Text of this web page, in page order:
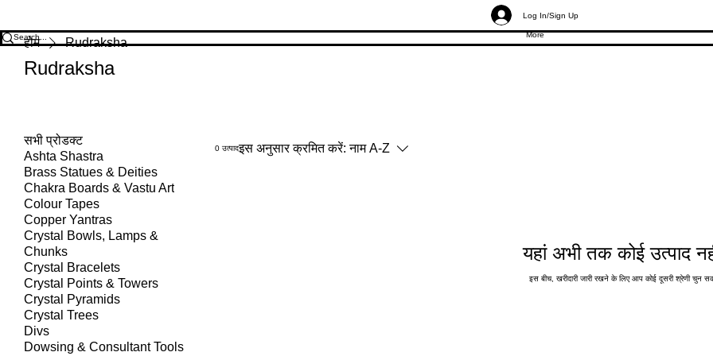
Log In/Sign Up
More
होम Rudraksha
Rudraksha
सभी प्रोडक्ट
Ashta Shastra
Brass Statues & Deities
Chakra Boards & Vastu Art
Colour Tapes
Copper Yantras
Crystal Bowls, Lamps &
Chunks
Crystal Bracelets
Crystal Points & Towers
Crystal Pyramids
Crystal Trees
Divs
Dowsing & Consultant Tools
0 उत्पादइस अनुसार क्रमित करें: नाम A-Z
यहां अभी तक कोई उत्पाद
इस बीच, खरीदारी जारी रखने के लिए आप कोई दूसरी श्रेणी चुन